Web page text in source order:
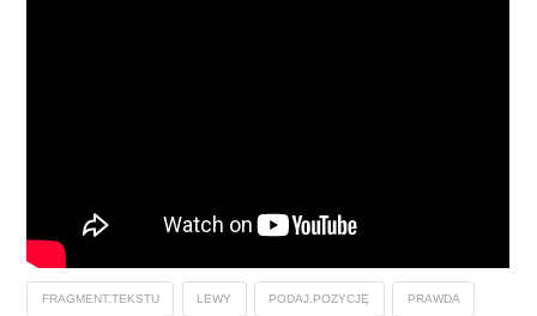
FRAGMENT.TEKSTU LEWY PODAJ.POZYCJĘ PRAWDA